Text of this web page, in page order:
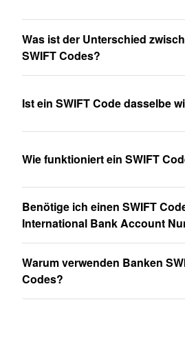
Was ist der Unterschied
SWIFT Codes?
Ist ein SWIFT Code dasselbe
Wie funktioniert ein SWIFT
Benötige ich einen SWIFT
International Bank Account
Warum verwenden Banken
Codes?